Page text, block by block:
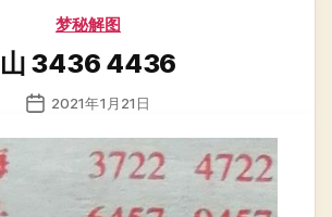
分
梦秘解图
山 3436 4436
发
日
2021年1月21日